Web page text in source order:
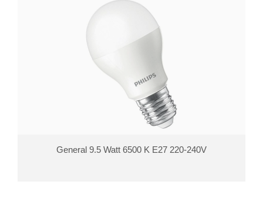
General 9.5 Watt 6500 K E27 220-240V